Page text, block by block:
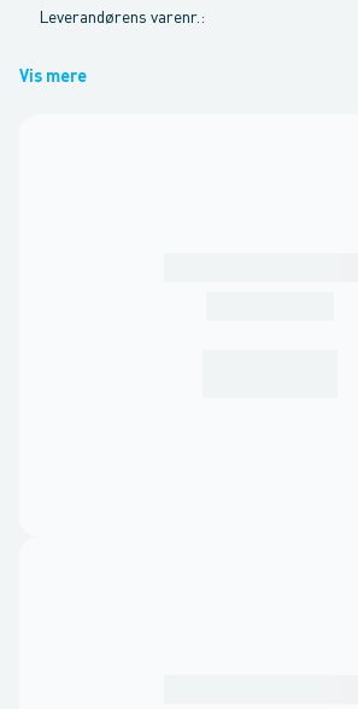
Leverandørens varenr. :
Vis mere